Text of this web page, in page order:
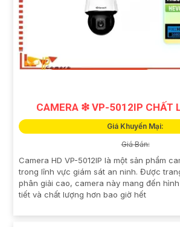
CAMERA ❇ VP-5012IP CHẤT
Giá Khuyến Mại:
Giá Bán:
Camera HD VP-5012IP là một sản phẩm
trong lĩnh vực giám sát an ninh. Được
phân giải cao, camera này mang đến
tiết và chất lượng hơn bao giờ hết